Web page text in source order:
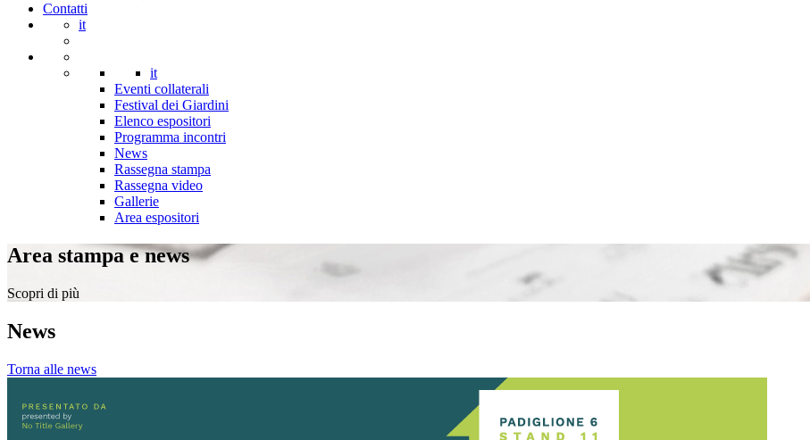
Contatti
it
it
Eventi collaterali
Festival dei Giardini
Elenco espositori
Programma incontri
News
Rassegna stampa
Rassegna video
Gallerie
Area espositori
Area stampa e news
Scopri di più
News
Torna alle news